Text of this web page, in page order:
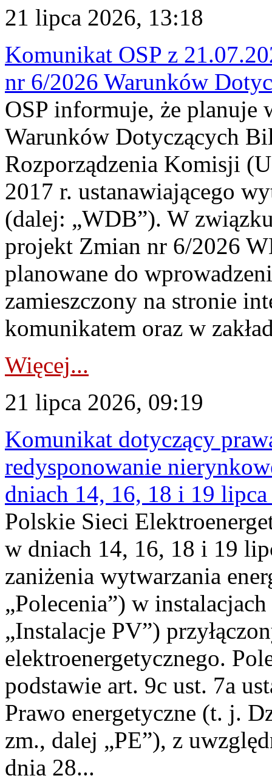
21 lipca 2026, 13:18
Komunikat OSP z
nr 6/2026 Warunków
OSP informuje, że planuje
Warunków Dotyczących
Rozporządzenia Komisji
2017 r. ustanawiającego
(dalej: „WDB”). W
projekt Zmian nr 6/2026
planowane do
zamieszczony na stronie
komunikatem oraz w
Więcej...
21 lipca 2026, 09:19
Komunikat dotyczący
redysponowanie
dniach 14, 16, 18 i 19
Polskie Sieci
w dniach 14, 16, 18 i 19
zaniżenia wytwarzania
„Polecenia”) w
„Instalacje PV”)
elektroenergetycznego.
podstawie art. 9c ust. 7a
Prawo energetyczne (t. j.
zm., dalej „PE”), z
dnia 28...